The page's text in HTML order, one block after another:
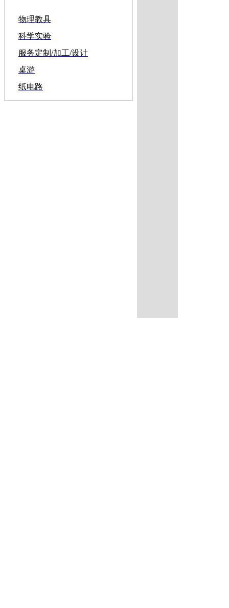
物理教具
科学实验
服务定制/加工/设计
桌游
纸电路